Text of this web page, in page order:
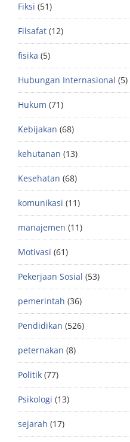
Fiksi (51)
Filsafat (12)
fisika (5)
Hubungan Internasional (5)
Hukum (71)
Kebijakan (68)
kehutanan (13)
Kesehatan (68)
komunikasi (11)
manajemen (11)
Motivasi (61)
Pekerjaan Sosial (53)
pemerintah (36)
Pendidikan (526)
peternakan (8)
Politik (77)
Psikologi (13)
sejarah (17)